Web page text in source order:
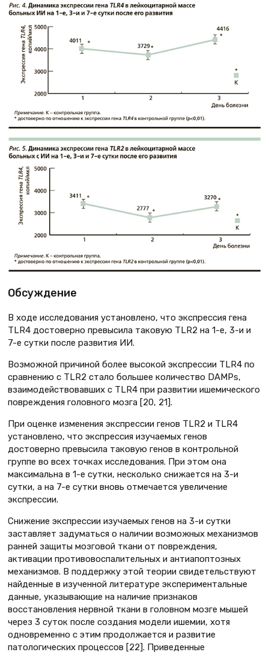
Обсуждение
В ходе исследования установлено, что экспрессия гена
TLR4 достоверно превысила таковую TLR2 на 1-е, 3-и и
7-е сутки после развития ИИ.
Возможной причиной более высокой экспрессии TLR4 по
сравнению с TLR2 стало большее количество DAMPs,
взаимодействовавших с TLR4 при развитии ишемического
повреждения головного мозга [20, 21].
При оценке изменения экспрессии генов TLR2 и TLR4
установлено, что экспрессия изучаемых генов
достоверно превысила таковую генов в контрольной
группе во всех точках исследования. При этом она
максимальна в 1-е сутки, несколько снижается на 3-и
сутки, а на 7-е сутки вновь отмечается увеличение
экспрессии.
Снижение экспрессии изучаемых генов на 3-и сутки
заставляет задуматься о наличии возможных механизмов
ранней защиты мозговой ткани от повреждения,
активации противовоспалительных и антиапоптозных
механизмов. В поддержку этой теории свидетельствуют
найденные в изученной литературе экспериментальные
данные, указывающие на наличие признаков
восстановления нервной ткани в головном мозге мышей
через 3 суток после создания модели ишемии, хотя
одновременно с этим продолжается и развитие
патологических процессов [22]. Приведенные